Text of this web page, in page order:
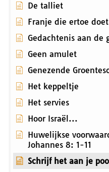
De talliet
Franje die ertoe doet
Gedachtenis aan de
Geen amulet
Genezende
Het keppeltje
Het servies
Hoor Israël...
Huwelijkse
Johannes 8: 1-11
Schrijf het aan je